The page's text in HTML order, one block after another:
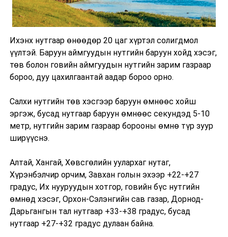
Ихэнх нутгаар өнөөдөр 20 цаг хүртэл солигдмол
үүлтэй. Баруун аймгуудын нутгийн баруун хойд хэсэг,
төв болон говийн аймгуудын нутгийн зарим газраар
бороо, дуу цахилгаантай аадар бороо орно.
Салхи нутгийн төв хэсгээр баруун өмнөөс хойш
эргэж, бусад нутгаар баруун өмнөөс секундэд 5-10
метр, нутгийн зарим газраар борооны өмнө түр зуур
ширүүснэ.
Алтай, Хангай, Хөвсгөлийн уулархаг нутаг,
Хүрэнбэлчир орчим, Завхан голын эхээр +22-+27
градус, Их нууруудын хотгор, говийн бүс нутгийн
өмнөд хэсэг, Орхон-Сэлэнгийн сав газар, Дорнод-
Дарьгангын тал нутгаар +33-+38 градус, бусад
нутгаар +27-+32 градус дулаан байна.